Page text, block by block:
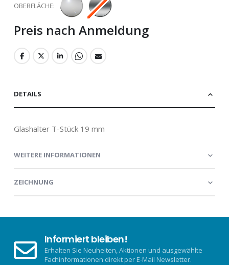
OBERFLÄCHE
Preis nach Anmeldung
DETAILS
Glashalter T-Stück 19 mm
WEITERE INFORMATIONEN
ZEICHNUNG
Informiert bleiben!
Erhalten Sie Neuheiten, Aktionen und ausgewählte
Fachinformationen direkt per E-Mail Newsletter.